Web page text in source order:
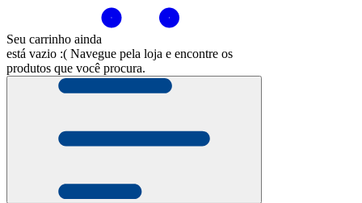
Seu carrinho ainda
está vazio :( Navegue pela loja e encontre os
produtos que você procura.